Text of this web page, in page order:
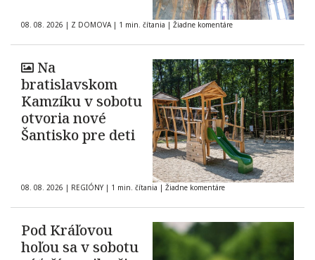
08. 08. 2026 | Z DOMOVA | 1 min. čítania | Žiadne komentáre
Na
bratislavskom
Kamzíku v sobotu
otvoria nové
Šantisko pre deti
08. 08. 2026 | REGIÓNY | 1 min. čítania | Žiadne komentáre
Pod Kráľovou
hoľou sa v sobotu